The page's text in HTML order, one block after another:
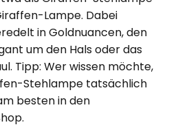
Lampe. Dabei
in Goldnuancen, den
um den Hals oder das
Tipp: Wer wissen möchte,
Stehlampe tatsächlich
besten in den